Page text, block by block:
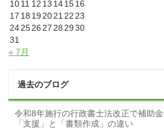
1011 12 13 141516
17 18 19 2021 22 23
242526 27 28 29 30
31
« 7月
過去のブログ
令和8年施行の行政書士法改正で補助
「支援」と「書類作成」の違い